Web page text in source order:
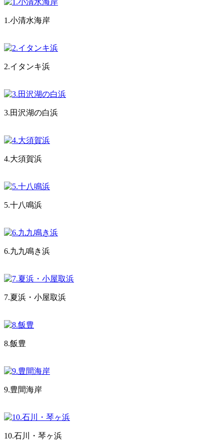
1.小清水海岸
2.イタンキ浜
3.田沢湖の白浜
4.大須賀浜
5.十八鳴浜
6.九九鳴き浜
7.夏浜・小屋取浜
8.飯豊
9.豊間海岸
10.石川・琴ヶ浜